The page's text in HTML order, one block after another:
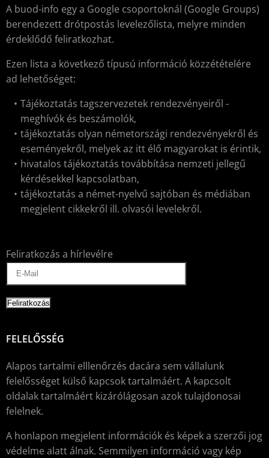
A buod-info egy a Google csoportoknál (Google Groups)
berendezett drótpostás levelezőlista, melyre minden
érdeklődő feliratkozhat.
Ezen lista a következő típusú információ közzétételére
ad lehetőséget:
Tájékoztatás tagszervezetek rendezvényeiről -
meghívók és beszámolók,
tájékoztatás olyan németországi rendezvényekről és
eseményekről, melyek az itt élő magyarokat is érintik,
hivatalos tájékoztatás továbbítása nemzeti jellegű
kérdésekkel kapcsolatban,
tájékoztatás a német-nyelvű sajtóban és médiában
megjelent cikkekről ill. olvasói levelekről.
Feliratkozás a hírlevélre
FELELŐSSÉG
Alapos tartalmi elllenőrzés dacára sem vállalunk
felelősséget külső kapcsok tartalmáért. A kapcsolt
oldalak tartalmáért kizárólágosan azok tulajdonosai
felelnek.
A honlapon megjelent információk és képek a szerzői jog
védelme alatt álnak. Semmilyen információ vagy kép